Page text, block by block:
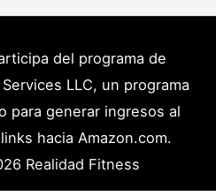
del programa de
LLC, un programa
para generar ingresos al
hacia Amazon.com.
Realidad Fitness